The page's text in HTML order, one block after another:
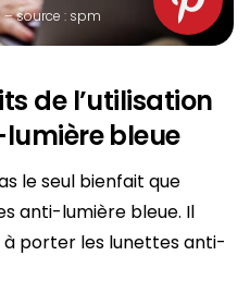
source : spm
de l’utilisation
bleue
le seul bienfait que
anti-lumière bleue. Il
à porter les lunettes anti-